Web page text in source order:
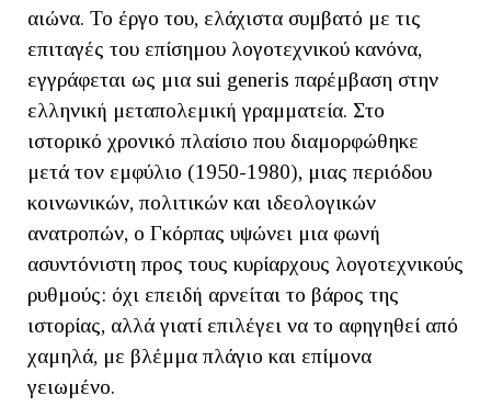
αιώνα. Το έργο του, ελάχιστα συμβατό με τις
επιταγές του επίσημου λογοτεχνικού κανόνα,
εγγράφεται ως μια sui generis παρέμβαση στην
ελληνική μεταπολεμική γραμματεία. Στο
ιστορικό χρονικό πλαίσιο που διαμορφώθηκε
μετά τον εμφύλιο (1950-1980), μιας περιόδου
κοινωνικών, πολιτικών και ιδεολογικών
ανατροπών, ο Γκόρπας υψώνει μια φωνή
ασυντόνιστη προς τους κυρίαρχους λογοτεχνικούς
ρυθμούς: όχι επειδή αρνείται το βάρος της
ιστορίας, αλλά γιατί επιλέγει να το αφηγηθεί από
χαμηλά, με βλέμμα πλάγιο και επίμονα
γειωμένο.